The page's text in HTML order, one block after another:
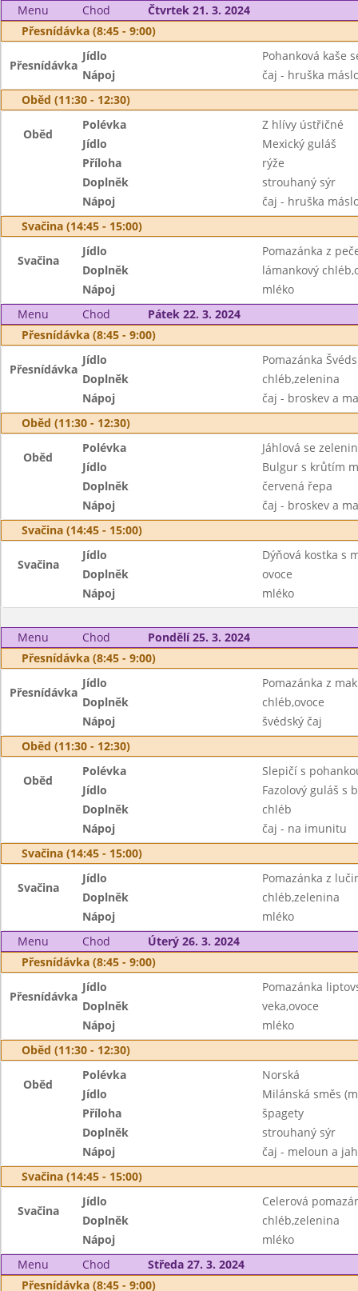
Menu
Chod
Čtvrtek 21. 3. 2024
Přesnídávka (8:45 - 9:00)
Přesnídávka
Jídlo
Pohanková kaše
Nápoj
čaj - hruška
Oběd (11:30 - 12:30)
Oběd
Polévka
Z hlívy ústřičné
Jídlo
Mexický guláš
Příloha
rýže
Doplněk
strouhaný sýr
Nápoj
čaj - hruška
Svačina (14:45 - 15:00)
Svačina
Jídlo
Pomazánka z
Doplněk
lámankový
Nápoj
mléko
Menu
Chod
Pátek 22. 3. 2024
Přesnídávka (8:45 - 9:00)
Přesnídávka
Jídlo
Pomazánka
Doplněk
chléb,zelenina
Nápoj
čaj - broskev a
Oběd (11:30 - 12:30)
Oběd
Polévka
Jáhlová se
Jídlo
Bulgur s krůtím
Doplněk
červená řepa
Nápoj
čaj - broskev a
Svačina (14:45 - 15:00)
Svačina
Jídlo
Dýňová kostka s
Doplněk
ovoce
Nápoj
mléko
Menu Chod
Pondělí 25. 3. 2024
Přesnídávka (8:45 - 9:00)
Přesnídávka
Jídlo
Pomazánka z
Doplněk
chléb,ovoce
Nápoj
švédský čaj
Oběd (11:30 - 12:30)
Oběd
Polévka
Slepičí s
Jídlo
Fazolový guláš s
Doplněk
chléb
Nápoj
čaj - na imunitu
Svačina (14:45 - 15:00)
Svačina
Jídlo
Pomazánka z
Doplněk
chléb,zelenina
Nápoj
mléko
Menu
Chod
Úterý 26. 3. 2024
Přesnídávka (8:45 - 9:00)
Přesnídávka
Jídlo
Pomazánka
Doplněk
veka,ovoce
Nápoj
mléko
Oběd (11:30 - 12:30)
Oběd
Polévka
Norská
Jídlo
Milánská směs
Příloha
špagety
Doplněk
strouhaný sýr
Nápoj
čaj - meloun a
Svačina (14:45 - 15:00)
Svačina
Jídlo
Celerová
Doplněk
chléb,zelenina
Nápoj
mléko
Menu
Chod
Středa 27. 3. 2024
Přesnídávka (8:45 - 9:00)